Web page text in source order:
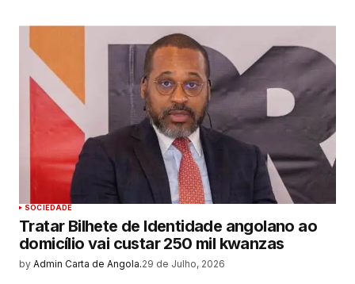
SOCIEDADE
Tratar Bilhete de Identidade angolano ao
domicílio vai custar 250 mil kwanzas
by Admin Carta de Angola.29 de Julho, 2026